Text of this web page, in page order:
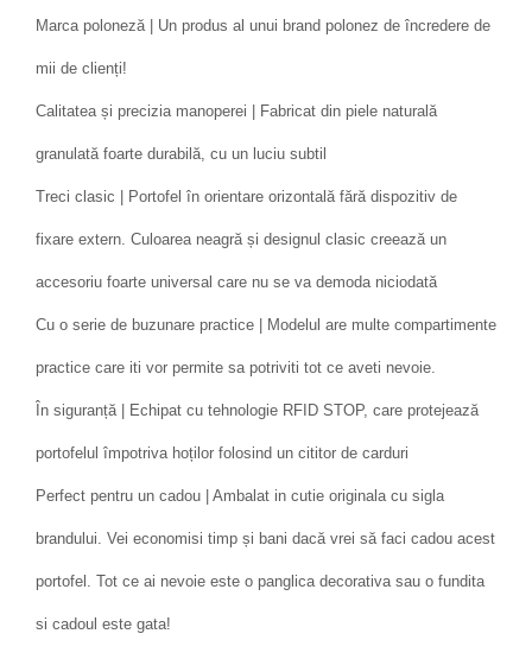
Marca poloneză | Un produs al unui brand polonez de încredere de
mii de clienți!
Calitatea și precizia manoperei | Fabricat din piele naturală
granulată foarte durabilă, cu un luciu subtil
Treci clasic | Portofel în orientare orizontală fără dispozitiv de
fixare extern. Culoarea neagră și designul clasic creează un
accesoriu foarte universal care nu se va demoda niciodată
Cu o serie de buzunare practice | Modelul are multe compartimente
practice care iti vor permite sa potriviti tot ce aveti nevoie.
În siguranță | Echipat cu tehnologie RFID STOP, care protejează
portofelul împotriva hoților folosind un cititor de carduri
Perfect pentru un cadou | Ambalat in cutie originala cu sigla
brandului. Vei economisi timp și bani dacă vrei să faci cadou acest
portofel. Tot ce ai nevoie este o panglica decorativa sau o fundita
si cadoul este gata!